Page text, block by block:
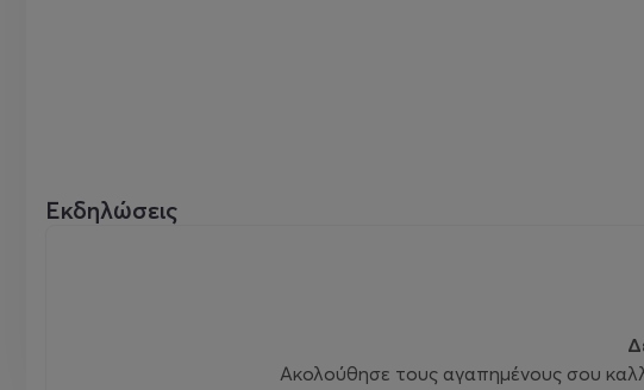
Εκδηλώσεις
Ακολούθησε τους αγαπημένους σου